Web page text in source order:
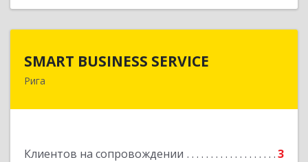
SMART BUSINESS SERVICE
Рига
Клиентов на сопровождении
3